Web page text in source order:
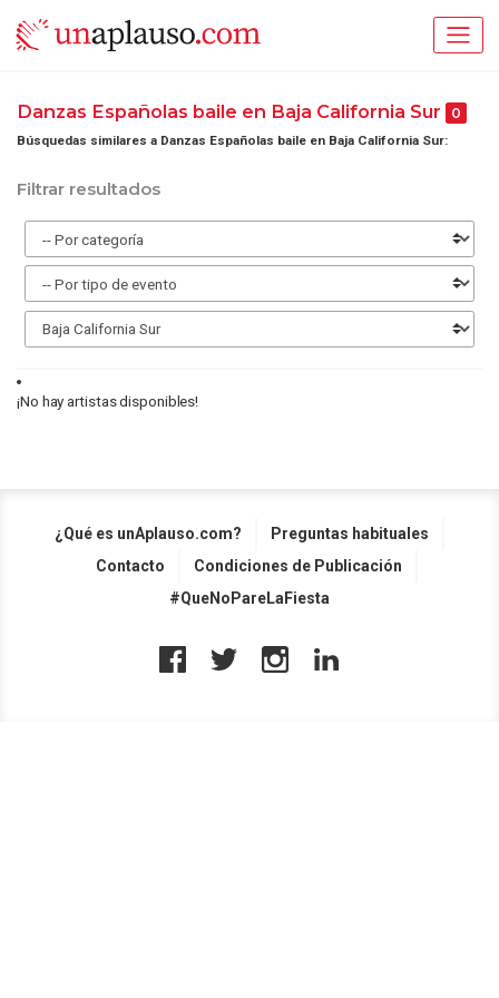
Danzas Españolas baile en Baja California Sur 0
Búsquedas similares a Danzas Españolas baile en Baja California Sur:
Filtrar resultados
¡No hay artistas disponibles!
¿Qué es unAplauso.com?
Preguntas habituales
Contacto
Condiciones de Publicación
#QueNoPareLaFiesta